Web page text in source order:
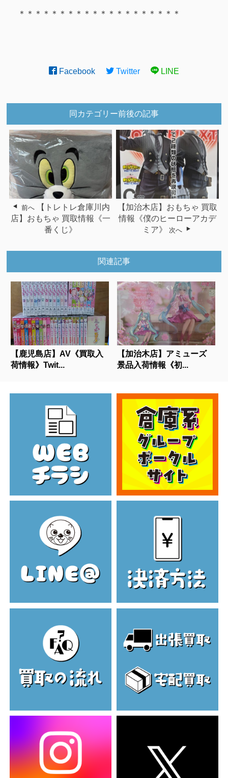
＊＊＊＊＊＊＊＊＊＊＊＊＊＊＊＊＊＊＊＊
Facebook Twitter LINE
同カテゴリー前後の記事
前へ
【トレトレ倉庫川内
店】おもちゃ 買取情報《一
番くじ》
【加治木店】おもちゃ 買取
情報《僕のヒーローアカデ
ミア》
次へ
関連記事
【鹿児島店】AV《買取入
荷情報》Twit...
【加治木店】アミューズ
景品入荷情報《初...